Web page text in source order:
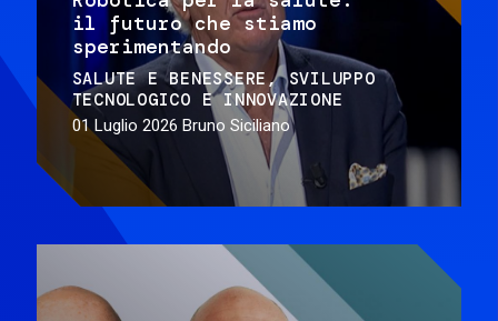
il futuro che stiamo
sperimentando
SALUTE E BENESSERE
SVILUPPO
TECNOLOGICO E INNOVAZIONE
01 Luglio 2026 Bruno Siciliano